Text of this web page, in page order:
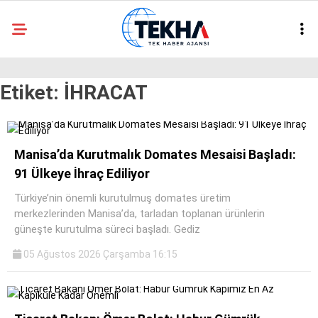
28.5
GALERİ
GENEL
EKONOMI
POLITIKA
SIYASET
DÜNYA
METEOROLOJI
Etiket: İHRACAT
Manisa’da Kurutmalık Domates Mesaisi Başladı:
91 Ülkeye İhraç Ediliyor
Türkiye’nin önemli kurutulmuş domates üretim
merkezlerinden Manisa’da, tarladan toplanan ürünlerin
güneşte kurutulma süreci başladı. Gediz
05 Ağustos 2026 Çarşamba 16:15